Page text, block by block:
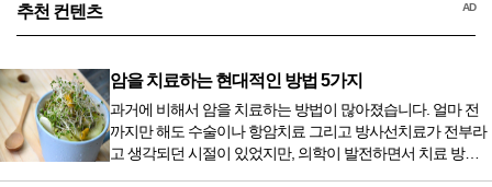
추천 컨텐츠 AD
암을 치료하는 현대적인 방법 5가지
과거에 비해서 암을 치료하는 방법이 많아졌습니다. 얼마 전
까지만 해도 수술이나 항암치료 그리고 방사선치료가 전부라
고 생각되던 시절이 있었지만, 의학이 발전하면서 치료 방법